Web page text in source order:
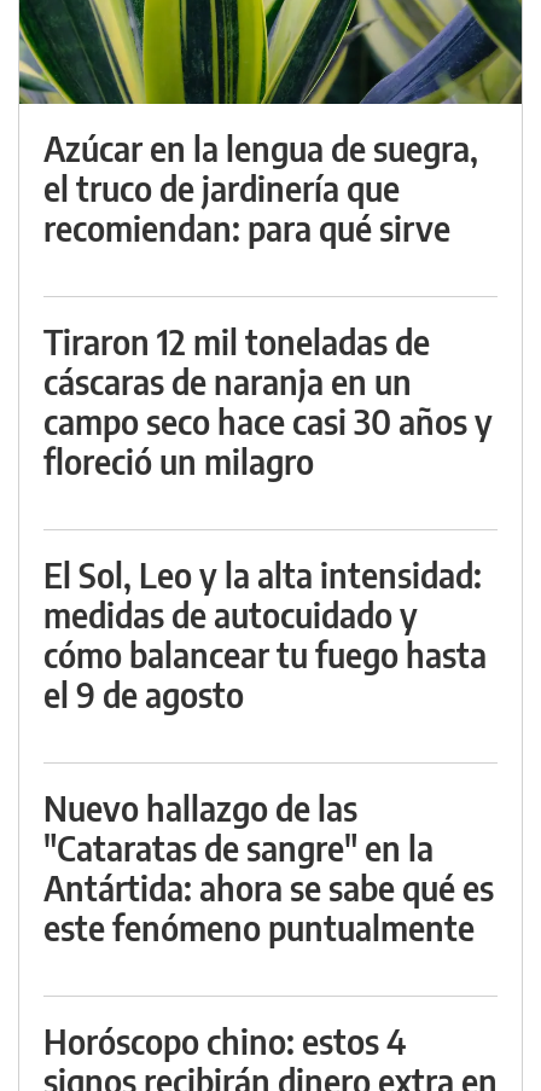
Azúcar en la lengua de suegra,
el truco de jardinería que
recomiendan: para qué sirve
Tiraron 12 mil toneladas de
cáscaras de naranja en un
campo seco hace casi 30 años y
floreció un milagro
El Sol, Leo y la alta intensidad:
medidas de autocuidado y
cómo balancear tu fuego hasta
el 9 de agosto
Nuevo hallazgo de las
"Cataratas de sangre" en la
Antártida: ahora se sabe qué es
este fenómeno puntualmente
Horóscopo chino: estos 4
signos recibirán dinero extra en